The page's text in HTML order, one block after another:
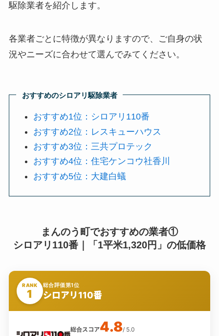
駆除業者を紹介します。
各業者ごとに特徴が異なりますので、ご自身の状
況やニーズに合わせて選んでみてください。
おすすめのシロアリ駆除業者
おすすめ1位：シロアリ110番
おすすめ2位：レスキューハウス
おすすめ3位：三共プロテック
おすすめ4位：住宅ケンコウ社香川
おすすめ5位：大建白蟻
まんのう町でおすすめの業者①
シロアリ110番｜「1平米1,320円」の低価格
RANK
1
総合評価第1位
シロアリ110番
総合スコア4.8/ 5.0